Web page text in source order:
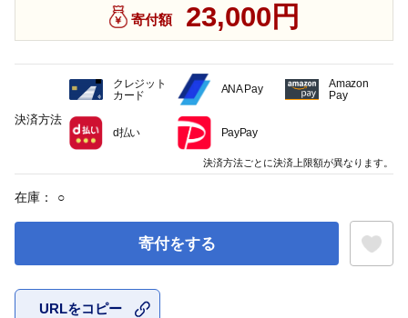
寄付額 23,000円
在庫： ○
寄付をする
URLをコピー
決済方法
クレジット
カード
ANA Pay
Amazon
Pay
d払い PayPay
決済方法ごとに決済上限額が異なります。